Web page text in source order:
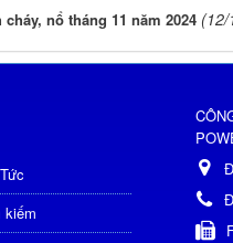
nổ tháng 11 năm 2024
kiếm